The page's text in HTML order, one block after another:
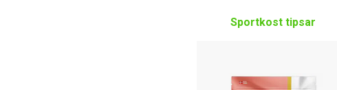
Sportkost tipsar